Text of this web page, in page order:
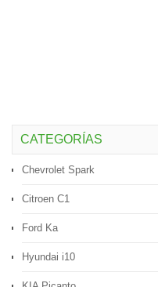
CATEGORÍAS
Chevrolet Spark
Citroen C1
Ford Ka
Hyundai i10